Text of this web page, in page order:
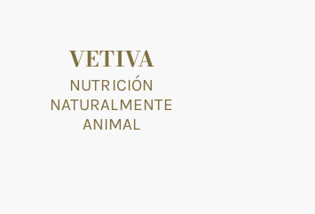
VETIVA
NUTRICIÓN
NATURALMENTE
ANIMAL